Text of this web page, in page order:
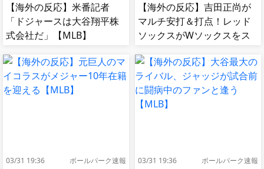
【海外の反応】米番記者
「ドジャースは大谷翔平株
式会社だ」【MLB】
【海外の反応】吉田正尚が
マルチ安打＆打点！レッド
ソックスがWソックスをス
03/31 19:36 ボールパーク速報 03/31 19:36 ボールパーク速報